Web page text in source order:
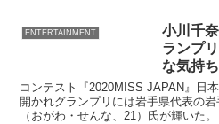
ENTERTAINMENT
小川千
ランプ
な気持ち
コンテスト『2020MISS JAPAN』日
開かれグランプリには岩手県代表の
（おがわ・せんな、21）氏が輝い